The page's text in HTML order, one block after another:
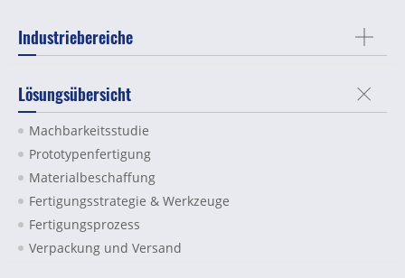
Industriebereiche
Lösungsübersicht
Machbarkeitsstudie
Prototypenfertigung
Materialbeschaffung
Fertigungsstrategie & Werkzeuge
Fertigungsprozess
Verpackung und Versand